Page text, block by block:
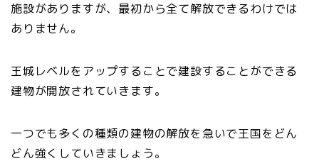
施設がありますが、最初から全て解放できるわけでは
ありません。
王城レベルをアップすることで建設することができる
建物が開放されていきます。
一つでも多くの種類の建物の解放を急いで王国をどん
どん強くしていきましょう。